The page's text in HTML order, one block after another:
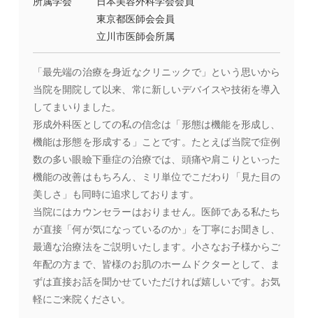
東京都医師会会員
立川市医師会所属
「最先端の治療を身近なクリニックで」という思いから
当院を開院して以来、常に新しいデバイスや技術を導入
してまいりました。
形成外科医としての私の信念は「形態は機能を形成し、
機能は形態を形成する」ことです。たとえば当院で症例
数の多い眼瞼下垂症の治療では、頭痛や肩こりといった
機能の改善はもちろん、ミリ単位でこだわり「見た目の
美しさ」も同時に追求しております。
当院にはカウンセラーはおりません。医師である私たち
が直接「何が気になっているのか」を丁寧にお聞きし、
最適な治療法をご説明いたします。小さなお子様からご
年配の方まで、皆様のお肌のホームドクターとして、ま
ずは直接お話を聞かせていただければ嬉しいです。お気
軽にご来院ください。